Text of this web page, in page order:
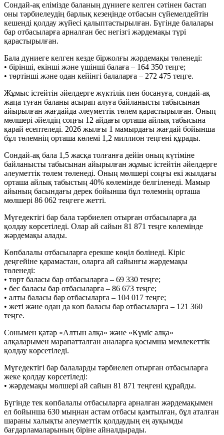
Сондай-ақ елімізде баланың дүниеге келген сәтінен бастап
оны тәрбиелеудің барлық кезеңінде отбасын сүйемелдейтін
кешенді қолдау жүйесі қалыптастырылған. Бүгінде балалары
бар отбасыларға арналған бес негізгі жәрдемақы түрі
қарастырылған.
Бала дүниеге келген кезде біржолғы жәрдемақы төленеді:
• бірінші, екінші және үшінші балаға – 164 350 теңге;
• төртінші және одан кейінгі балаларға – 272 475 теңге.
Жұмыс істейтін әйелдерге жүктілік пен босануға, сондай-ақ
жаңа туған баланы асырап алуға байланысты табысынан
айырылған жағдайда әлеуметтік төлем қарастырылған. Оның
мөлшері әйелдің соңғы 12 айдағы орташа айлық табысына
қарай есептеледі. 2026 жылғы 1 мамырдағы жағдай бойынша
бұл төлемнің орташа көлемі 1,2 миллион теңгені құрады.
Сондай-ақ бала 1,5 жасқа толғанға дейін оның күтіміне
байланысты табысынан айырылған жұмыс істейтін әйелдерге
әлеуметтік төлем төленеді. Оның мөлшері соңғы екі жылдағы
орташа айлық табыстың 40% көлемінде белгіленеді. Мамыр
айының басындағы дерек бойынша бұл төлемнің орташа
мөлшері 86 062 теңгеге жетті.
Мүгедектігі бар бала тәрбиелеп отырған отбасыларға да
қолдау көрсетіледі. Олар ай сайын 81 871 теңге көлемінде
жәрдемақы алады.
Көпбалалы отбасыларға ерекше көңіл бөлінеді. Кіріс
деңгейіне қарамастан, оларға ай сайынғы жәрдемақы
төленеді:
• төрт баласы бар отбасыларға – 69 330 теңге;
• бес баласы бар отбасыларға – 86 673 теңге;
• алты баласы бар отбасыларға – 104 017 теңге;
• жеті және одан да көп баласы бар отбасыларға – 121 360
теңге.
Сонымен қатар «Алтын алқа» және «Күміс алқа»
алқаларымен марапатталған аналарға қосымша мемлекеттік
қолдау көрсетіледі.
Мүгедектігі бар балаларды тәрбиелеп отырған отбасыларға
жеке қолдау көрсетіледі:
• жәрдемақы мөлшері ай сайын 81 871 теңгені құрайды.
Бүгінде тек көпбалалы отбасыларға арналған жәрдемақымен
ел бойынша 630 мыңнан астам отбасы қамтылған, бұл аталған
шараны халықты әлеуметтік қолдаудың ең ауқымды
бағдарламаларының біріне айналдырады.